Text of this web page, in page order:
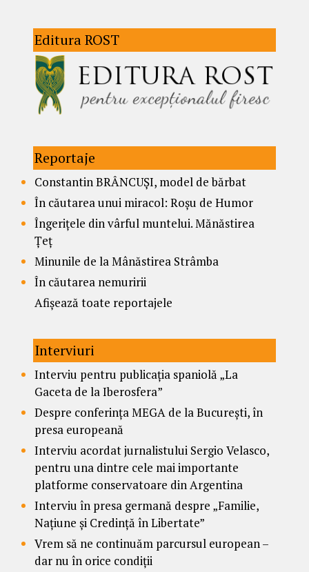
Editura ROST
Reportaje
Constantin BRÂNCUȘI, model de bărbat
În căutarea unui miracol: Roșu de Humor
Îngerițele din vârful muntelui. Mănăstirea
Țeț
Minunile de la Mânăstirea Strâmba
În căutarea nemuririi
Afișează toate reportajele
Interviuri
Interviu pentru publicația spaniolă „La
Gaceta de la Iberosfera”
Despre conferința MEGA de la București, în
presa europeană
Interviu acordat jurnalistului Sergio Velasco,
pentru una dintre cele mai importante
platforme conservatoare din Argentina
Interviu în presa germană despre „Familie,
Națiune și Credință în Libertate”
Vrem să ne continuăm parcursul european –
dar nu în orice condiții